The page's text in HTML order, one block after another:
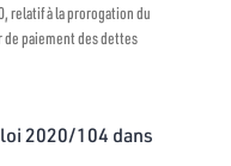
relatif à la prorogation du
paiement des dettes
2020/104 dans